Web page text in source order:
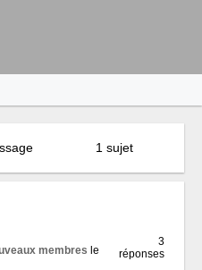
1 sujet
membres le
3
réponses